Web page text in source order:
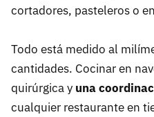
cortadores, pasteleros o
Todo está medido al
cantidades. Cocinar en
quirúrgica y una
cualquier restaurante en